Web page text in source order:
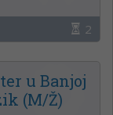
2
u Banjoj
(M/Ž)